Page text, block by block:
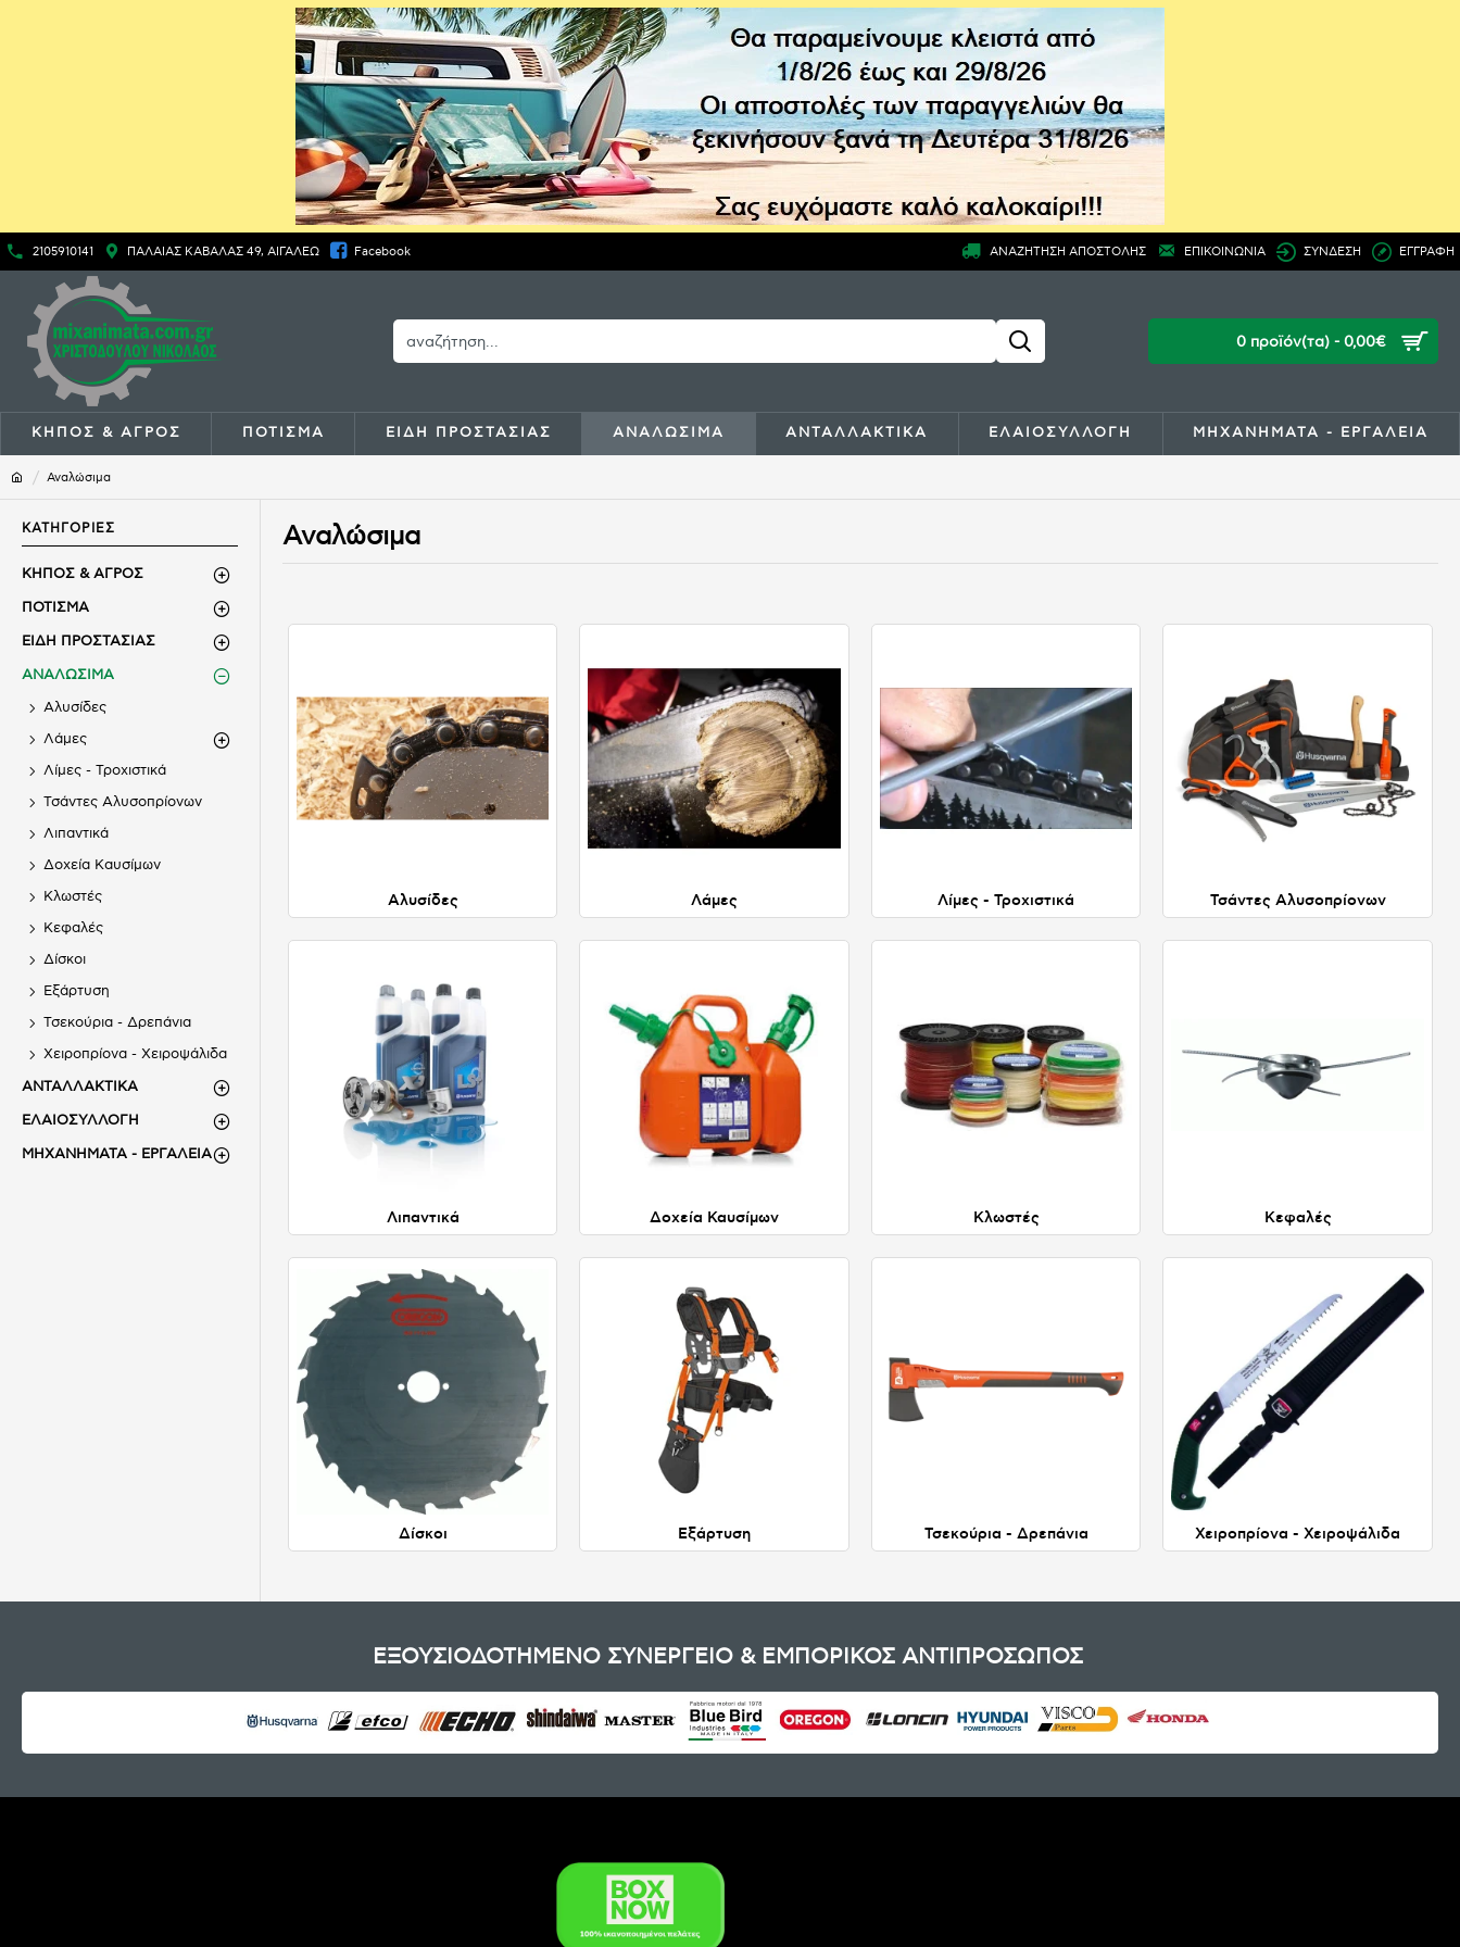
2105910141 ΠΑΛΑΙΑΣ ΚΑΒΑΛΑΣ 49, ΑΙΓΑΛΕΩ Facebook ΑΝΑΖΗΤΗΣΗ ΑΠΟΣΤΟΛΗΣ ΕΠΙΚΟΙΝΩΝΙΑ ΣΥΝΔΕΣΗ ΕΓΓΡΑΦΗ
0 προϊόν(τα) - 0,00€
ΚΗΠΟΣ & ΑΓΡΟΣ ΠΟΤΙΣΜΑ ΕΙΔΗ ΠΡΟΣΤΑΣΙΑΣ ΑΝΑΛΩΣΙΜΑ ΑΝΤΑΛΛΑΚΤΙΚΑ ΕΛΑΙΟΣΥΛΛΟΓΗ ΜΗΧΑΝΗΜΑΤΑ - ΕΡΓΑΛΕΙΑ
Αναλώσιμα
ΚΑΤΗΓΟΡΙΕΣ
ΚΗΠΟΣ & ΑΓΡΟΣ
ΠΟΤΙΣΜΑ
ΕΙΔΗ ΠΡΟΣΤΑΣΙΑΣ
ΑΝΑΛΩΣΙΜΑ
Αλυσίδες
Λάμες
Λίμες - Τροχιστικά
Τσάντες Αλυσοπρίονων
Λιπαντικά
Δοχεία Καυσίμων
Κλωστές
Κεφαλές
Δίσκοι
Εξάρτυση
Τσεκούρια - Δρεπάνια
Χειροπρίονα - Χειροψάλιδα
ΑΝΤΑΛΛΑΚΤΙΚΑ
ΕΛΑΙΟΣΥΛΛΟΓΗ
ΜΗΧΑΝΗΜΑΤΑ - ΕΡΓΑΛΕΙΑ
Αναλώσιμα
Αλυσίδες Λάμες Λίμες - Τροχιστικά Τσάντες Αλυσοπρίονων
Λιπαντικά Δοχεία Καυσίμων Κλωστές Κεφαλές
Δίσκοι Εξάρτυση Τσεκούρια - Δρεπάνια Χειροπρίονα - Χειροψάλιδα
ΕΞΟΥΣΙΟΔΟΤΗΜΕΝΟ ΣΥΝΕΡΓΕΙΟ & ΕΜΠΟΡΙΚΟΣ ΑΝΤΙΠΡΟΣΩΠΟΣ